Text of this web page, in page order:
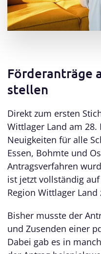
Förderanträge
stellen
Direkt zum ersten
Wittlager Land am 28.
Neuigkeiten für alle
Essen, Bohmte und
Antragsverfahren
ist jetzt vollständig auf
Region Wittlager Land
Bisher musste der
und Zusenden einer
Dabei gab es in